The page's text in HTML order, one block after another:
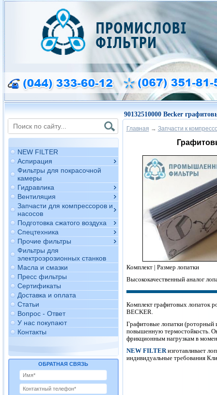
NEW FILTER
Аспирация
Фильтры для покрасочной
камеры
Гидравлика
Вентиляция
Запчасти для компрессоров и
насосов
Подготовка сжатого воздуха
Спецтехника
Прочие фильтры
Фильтры для
электроэрозионных станков
Масла и смазки
Пресс фильтры
Сертификаты
Доставка и оплата
Статьи
Вопрос - Ответ
У нас покупают
Контакты
ОБРАТНАЯ СВЯЗЬ
90132510000 Becker
Главная → Запчасти к
Комплект | Размер лопатки
Высококачественный аналог
Комплект графитовых лопаток
BECKER.
Графитовые лопатки
повышенную термостойкость.
фрикционным нагрузкам в
NEW FILTERизготавливает
индивидуальные требования